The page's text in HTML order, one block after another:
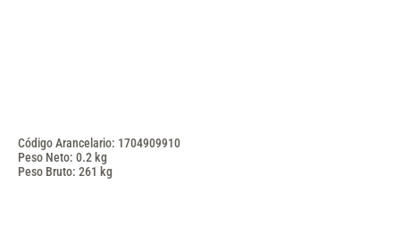
Código Arancelario: 1704909910
Peso Neto: 0.2 kg
Peso Bruto: 261 kg